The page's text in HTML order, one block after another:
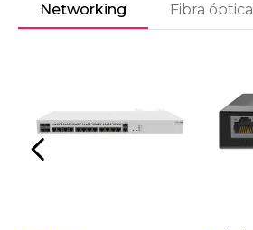
Networking Fibra óptica